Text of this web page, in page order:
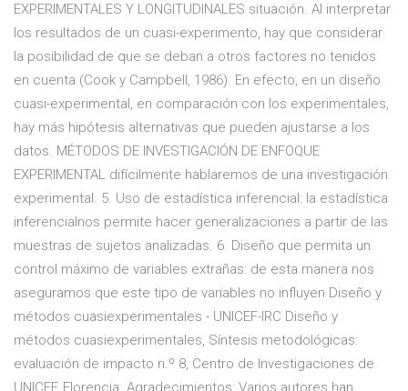
EXPERIMENTALES Y LONGITUDINALES situación. Al interpretar
los resultados de un cuasi-experimento, hay que considerar
la posibilidad de que se deban a otros factores no tenidos
en cuenta (Cook y Campbell, 1986). En efecto, en un diseño
cuasi-experimental, en comparación con los experimentales,
hay más hipótesis alternativas que pueden ajustarse a los
datos. MÉTODOS DE INVESTIGACIÓN DE ENFOQUE
EXPERIMENTAL difícilmente hablaremos de una investigación
experimental. 5. Uso de estadística inferencial: la estadística
inferencialnos permite hacer generalizaciones a partir de las
muestras de sujetos analizadas. 6. Diseño que permita un
control máximo de variables extrañas: de esta manera nos
aseguramos que este tipo de variables no influyen Diseño y
métodos cuasiexperimentales - UNICEF-IRC Diseño y
métodos cuasiexperimentales, Síntesis metodológicas:
evaluación de impacto n.º 8, Centro de Investigaciones de